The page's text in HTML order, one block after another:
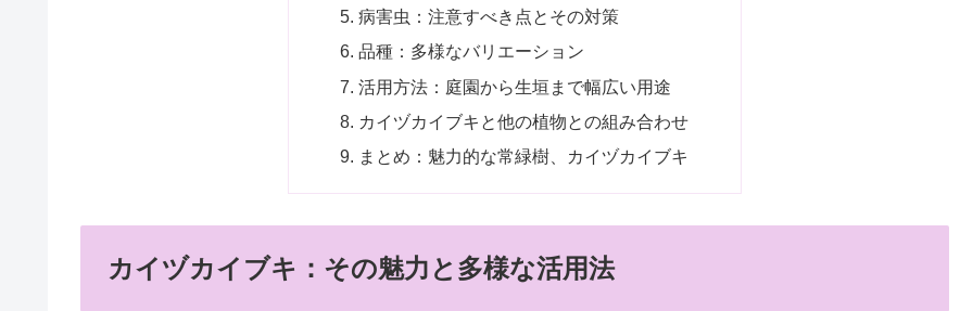
病害虫：注意すべき点とその対策
品種：多様なバリエーション
活用方法：庭園から生垣まで幅広い用途
カイヅカイブキと他の植物との組み合わせ
まとめ：魅力的な常緑樹、カイヅカイブキ
カイヅカイブキ：その魅力と多様な活用法